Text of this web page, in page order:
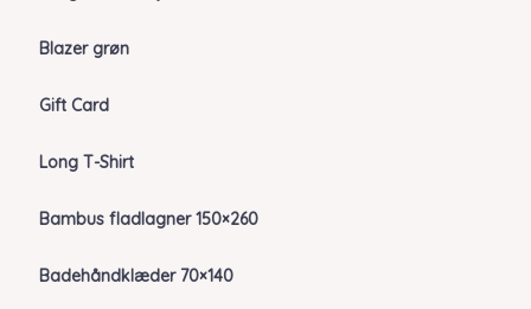
Blazer grøn
Gift Card
Long T-Shirt
Bambus fladlagner 150×260
Badehåndklæder 70×140